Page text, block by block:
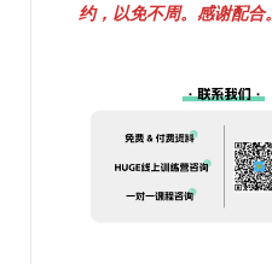
约，以免不周。感谢配合。